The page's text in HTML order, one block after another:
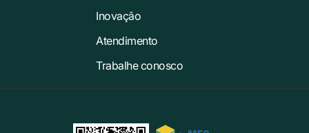
Inovação
Atendimento
Trabalhe conosco